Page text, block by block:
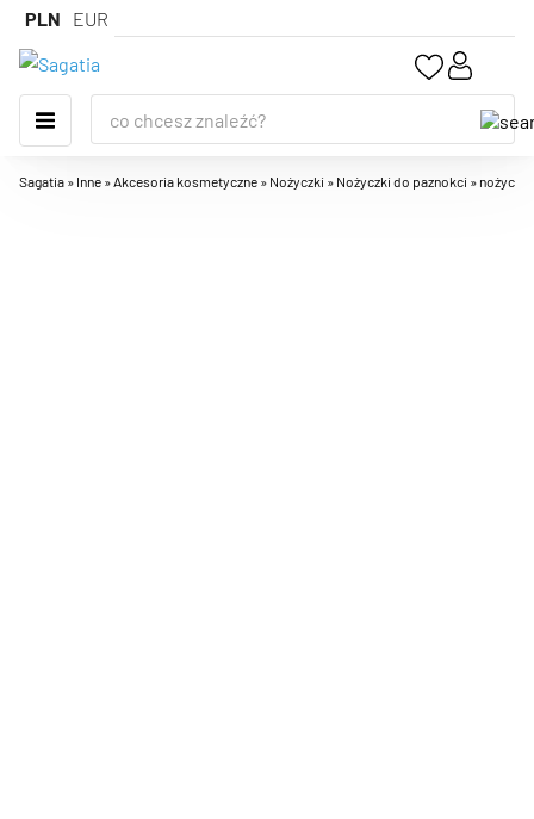
PLN EUR
Sagatia » Inne »Akcesoria kosmetyczne » Nożyczki » Nożyczki do paznokci »